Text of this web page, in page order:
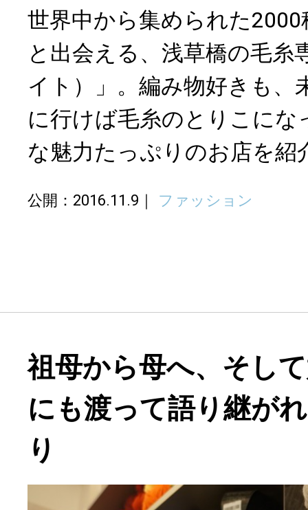
世界中から集められた
と出会える、浅草橋の毛糸
イト）」。編み物好きも、
に行けば毛糸のとりこにな
な魅力たっぷりのお店を紹
公開：2016.11.9 ファッション
祖母から母へ、そし
にも渡って語り継が
り